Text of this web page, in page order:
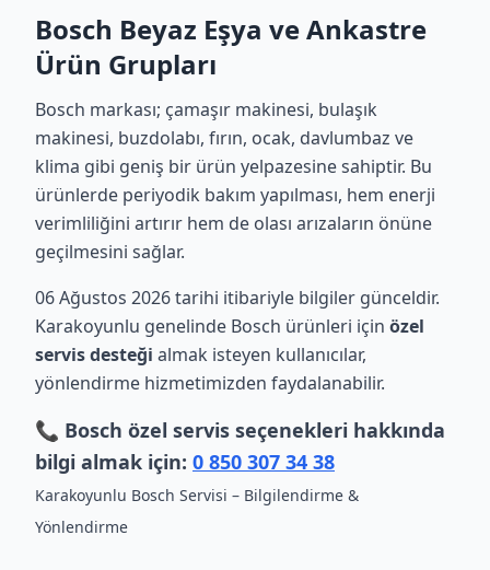
Bosch Beyaz Eşya ve Ankastre
Ürün Grupları
Bosch markası; çamaşır makinesi, bulaşık
makinesi, buzdolabı, fırın, ocak, davlumbaz ve
klima gibi geniş bir ürün yelpazesine sahiptir. Bu
ürünlerde periyodik bakım yapılması, hem enerji
verimliliğini artırır hem de olası arızaların önüne
geçilmesini sağlar.
06 Ağustos 2026 tarihi itibariyle bilgiler günceldir.
Karakoyunlu genelinde Bosch ürünleri için özel
servis desteği almak isteyen kullanıcılar,
yönlendirme hizmetimizden faydalanabilir.
📞 Bosch özel servis seçenekleri hakkında
bilgi almak için: 0 850 307 34 38
Karakoyunlu Bosch Servisi – Bilgilendirme &
Yönlendirme